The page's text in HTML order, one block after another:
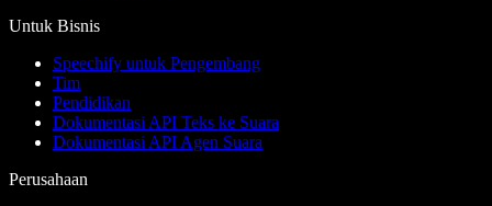
Untuk Bisnis
Speechify untuk Pengembang
Tim
Pendidikan
Dokumentasi API Teks ke Suara
Dokumentasi API Agen Suara
Perusahaan